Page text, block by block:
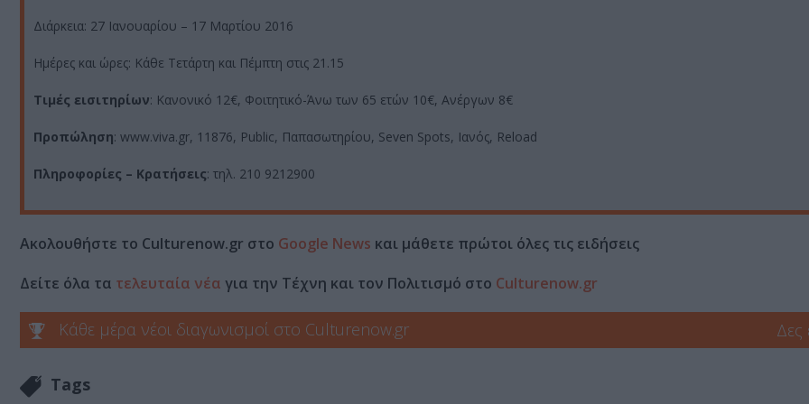
Διάρκεια: 27 Ιανουαρίου – 17 Μαρτίου 2016
Ημέρες και ώρες: Κάθε Τετάρτη και Πέμπτη στις 21.15
Τιμές εισιτηρίων: Κανονικό 12€, Φοιτητικό-Άνω των 65 ετών 10€, Ανέργων 8€
Προπώληση: www.viva.gr, 11876, Public, Παπασωτηρίου, Seven Spots, Ιανός, Reload
Πληροφορίες – Κρατήσεις: τηλ. 210 9212900
Ακολουθήστε το Culturenow.gr στο Google News και μάθετε πρώτοι όλες τις ειδήσεις
Δείτε όλα τα τελευταία νέα για την Τέχνη και τον Πολιτισμό στο Culturenow.gr
Κάθε μέρα νέοι διαγωνισμοί στο Culturenow.gr Δες
Tags